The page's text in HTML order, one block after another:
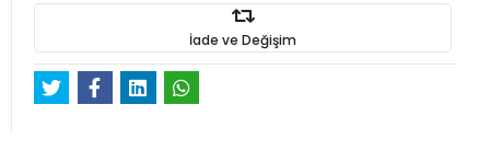
İade ve Değişim